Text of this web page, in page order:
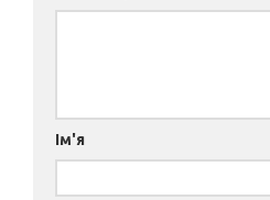
Ім'я